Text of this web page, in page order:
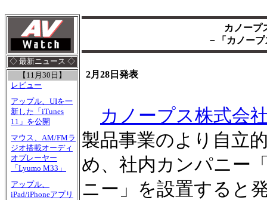
◇ 最新ニュース ◇
【11月30日】
レビュー
アップル、UIを一
新した「iTunes
11」を公開
マウス、AM/FMラ
ジオ搭載オーディ
オプレーヤー
「Lyumo M33」
アップル、
iPad/iPhoneアプリ
カノープ
－「カノー
2月28日発表
カノープス株式会
製品事業のより自立
め、社内カンパニー
ニー」を設置すると